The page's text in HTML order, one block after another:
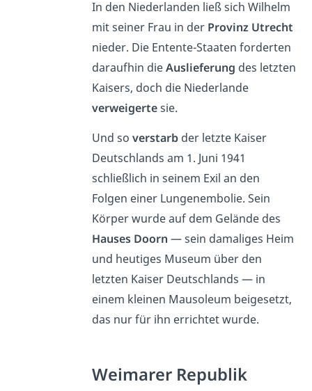
In den Niederlanden ließ sich Wilhelm
mit seiner Frau in der Provinz Utrecht
nieder. Die Entente-Staaten forderten
daraufhin dieAuslieferung des letzten
Kaisers, doch die Niederlande
verweigertesie.
Und soverstarb der letzte Kaiser
Deutschlands am 1. Juni 1941
schließlich in seinem Exil an den
Folgen einer Lungenembolie. Sein
Körper wurde auf dem Gelände des
Hauses Doorn — sein damaliges Heim
und heutiges Museum über den
letzten Kaiser Deutschlands — in
einem kleinen Mausoleum beigesetzt,
das nur für ihn errichtet wurde.
Weimarer Republik